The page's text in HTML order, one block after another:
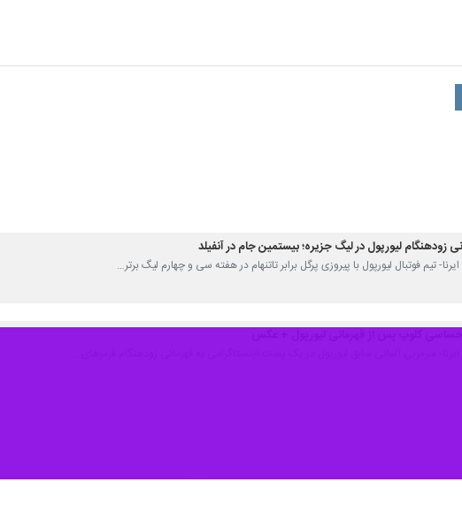
زودهنگام لیورپول در لیگ جزیره؛ بیستمین جام در آنفیلد
تیم فوتبال لیورپول با پیروزی پرگل برابر تاتنهام در هفته سی‌ و چهارم لیگ برتر…